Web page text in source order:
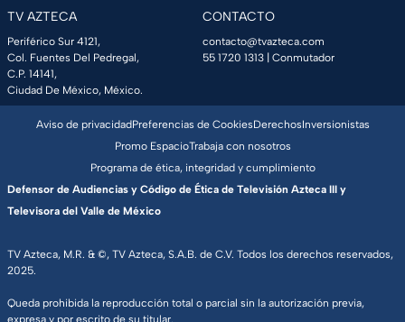
TV AZTECA
Periférico Sur 4121,
Col. Fuentes Del Pedregal,
C.P. 14141,
Ciudad De México, México.
CONTACTO
contacto@tvazteca.com
55 1720 1313 | Conmutador
TV Azteca, M.R. & ©, TV Azteca, S.A.B. de C.V. Todos los derechos reservados,
2025.
Queda prohibida la reproducción total o parcial sin la autorización previa,
expresa y por escrito de su titular.
Aviso de privacidadPreferencias de CookiesDerechosInversionistas
Promo EspacioTrabaja con nosotros
Programa de ética, integridad y cumplimiento
Defensor de Audiencias y Código de Ética de Televisión Azteca III y
Televisora del Valle de México